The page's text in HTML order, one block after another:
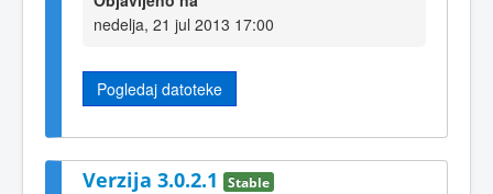
nedelja, 21 jul 2013 17:00
Pogledaj datoteke
Verzija 3.0.2.1 Stable